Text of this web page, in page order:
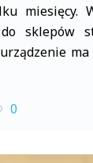
miesięcy.
sklepów
0